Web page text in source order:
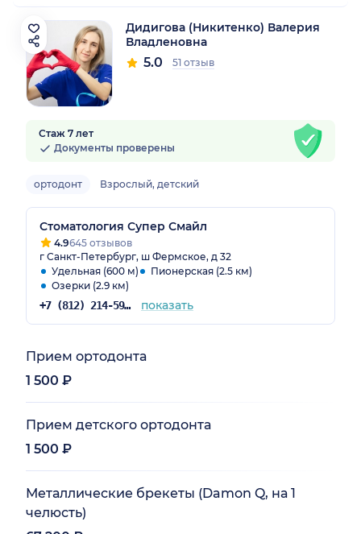
Дидигова (Никитенко) Валерия
Владленовна
5.0 51 отзыв
Стаж 7 лет
Документы проверены
ортодонт Взрослый, детский
Стоматология Супер Смайл
4.9645 отзывов
г Санкт-Петербург, ш Фермское, д 32
Удельная (600 м)
Пионерская (2.5 км)
Озерки (2.9 км)
+7 (812) 214-59-31 показать
Прием ортодонта
1 500 ₽
Прием детского ортодонта
1 500 ₽
Металлические брекеты (Damon Q, на 1
челюсть)